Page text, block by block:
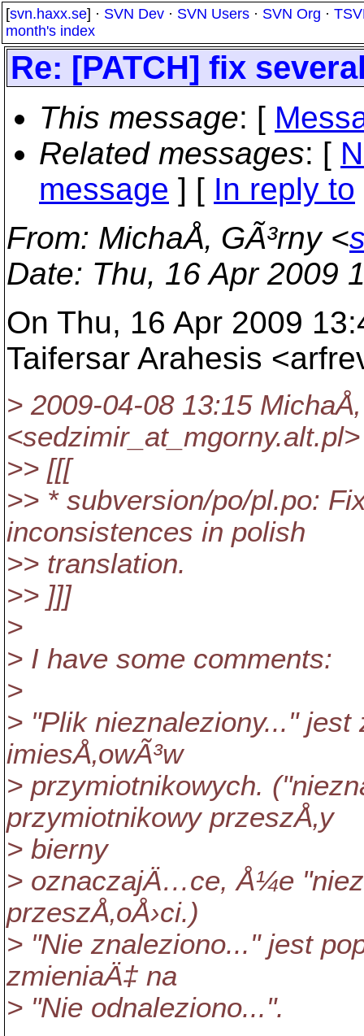
[svn.haxx.se] · SVN Dev · SVN Users · SVN Org ·
month's index
Re: [PATCH] fix
This message: [
Related messages: [
message ] [ In reply to
From: MichaÅ‚ GÃ³rny <
Date: Thu, 16 Apr 2009
On Thu, 16 Apr 2009
Taifersar Arahesis
> 2009-04-08 13:15
<sedzimir_at_mgorny.
>> [[[
>> * subversion/po/pl.po:
inconsistences in polish
>> translation.
>> ]]]
>
> I have some comments:
>
> "Plik nieznaleziony..."
imiesÅ‚owÃ³w
> przymiotnikowych.
przymiotnikowy przeszÅ‚y
> bierny
> oznaczajÄ…ce, Å¼e
przeszÅ‚oÅ›ci.)
> "Nie znaleziono..." jest
zmieniaÄ‡ na
> "Nie odnaleziono...".